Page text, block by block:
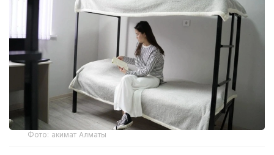
Фото: акимат Алматы